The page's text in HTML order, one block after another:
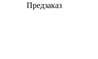
Предзаказ